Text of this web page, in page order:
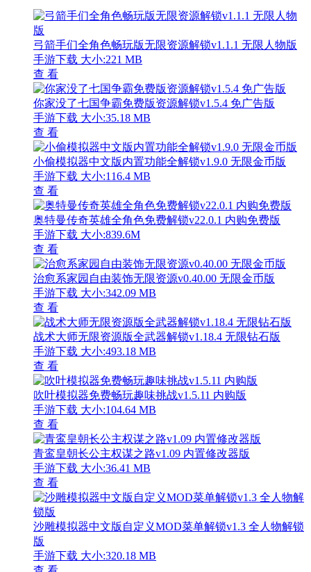
弓箭手们全角色畅玩版无限资源解锁v1.1.1 无限人物版
手游下载 大小:221 MB
查 看
你家没了七国争霸免费版资源解锁v1.5.4 免广告版
手游下载 大小:35.18 MB
查 看
小偷模拟器中文版内置功能全解锁v1.9.0 无限金币版
手游下载 大小:116.4 MB
查 看
奥特曼传奇英雄全角色免费解锁v22.0.1 内购免费版
手游下载 大小:839.6M
查 看
治愈系家园自由装饰无限资源v0.40.00 无限金币版
手游下载 大小:342.09 MB
查 看
战术大师无限资源版全武器解锁v1.18.4 无限钻石版
手游下载 大小:493.18 MB
查 看
吹叶模拟器免费畅玩趣味挑战v1.5.11 内购版
手游下载 大小:104.64 MB
查 看
青鸾皇朝长公主权谋之路v1.09 内置修改器版
手游下载 大小:36.41 MB
查 看
沙雕模拟器中文版自定义MOD菜单解锁v1.3 全人物解锁
版
手游下载 大小:320.18 MB